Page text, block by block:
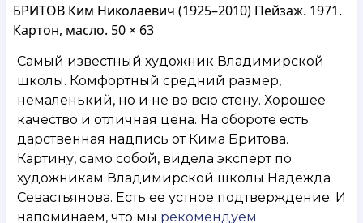
БРИТОВ Ким Николаевич (1925–2010) Пейзаж. 1971.
Картон, масло. 50 × 63
Самый известный художник Владимирской
школы. Комфортный средний размер,
немаленький, но и не во всю стену. Хорошее
качество и отличная цена. На обороте есть
дарственная надпись от Кима Бритова.
Картину, само собой, видела эксперт по
художникам Владимирской школы Надежда
Севастьянова. Есть ее устное подтверждение. И
напоминаем, что мы рекомендуем